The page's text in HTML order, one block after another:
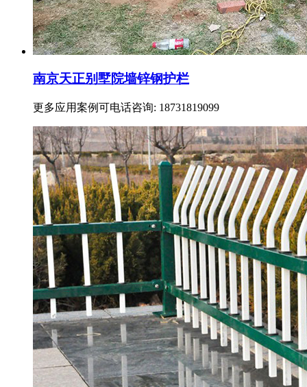
南京天正别墅院墙锌钢护栏
更多应用案例可电话咨询: 18731819099